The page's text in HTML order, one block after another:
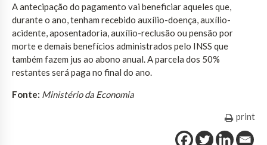
A antecipação do pagamento vai beneficiar aqueles que,
durante o ano, tenham recebido auxílio-doença, auxílio-
acidente, aposentadoria, auxílio-reclusão ou pensão por
morte e demais benefícios administrados pelo INSS que
também fazem jus ao abono anual. A parcela dos 50%
restantes será paga no final do ano. ​
Fonte: Ministério da Economia
print